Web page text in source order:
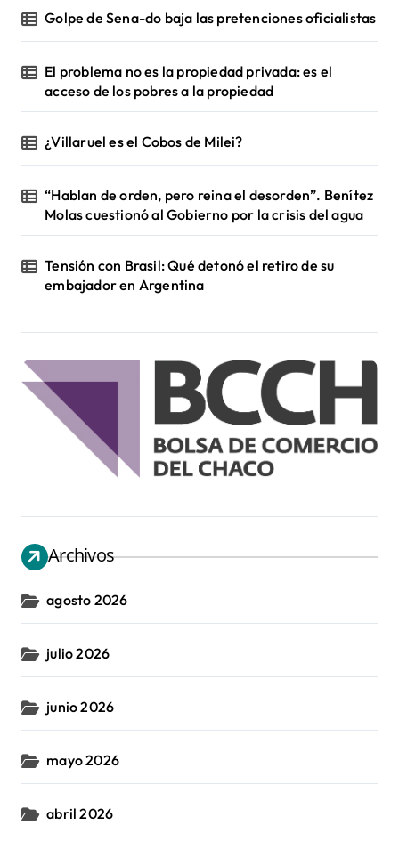
Golpe de Sena-do baja las pretenciones oficialistas
El problema no es la propiedad privada: es el
acceso de los pobres a la propiedad
¿Villaruel es el Cobos de Milei?
“Hablan de orden, pero reina el desorden”. Benítez
Molas cuestionó al Gobierno por la crisis del agua
Tensión con Brasil: Qué detonó el retiro de su
embajador en Argentina
Archivos
agosto 2026
julio 2026
junio 2026
mayo 2026
abril 2026